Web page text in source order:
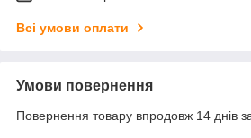
Всі умови оплати
Умови повернення
Повернення товару впродовж 14 днів